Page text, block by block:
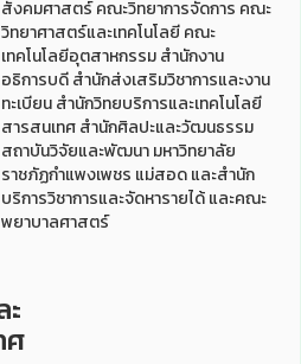
สังคมศาสตร์ คณะวิทยาการจัดการ คณะ
วิทยาศาสตร์และเทคโนโลยี คณะ
เทคโนโลยีอุตสาหกรรม สำนักงาน
อธิการบดี สำนักส่งเสริมวิชาการและงาน
ทะเบียน สำนักวิทยบริการและเทคโนโลยี
สารสนเทศ สำนักศิลปะและวัฒนธรรม
สถาบันวิจัยและพัฒนา มหาวิทยาลัย
ราชภัฏกำแพงเพชร แม่สอด และสำนัก
บริการวิชาการและจัดหารายได้ และคณะ
พยาบาลศาสตร์
ศ